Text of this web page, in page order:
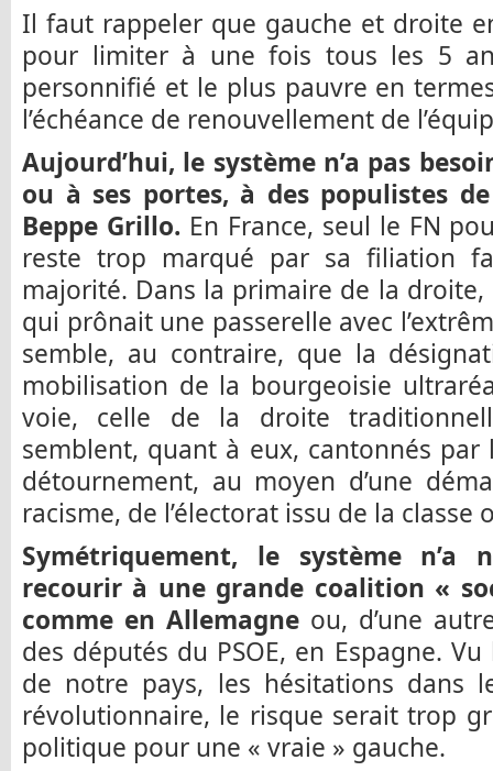
Il faut rappeler que gauche et droite
pour limiter à une fois tous les 5
personnifié et le plus pauvre en
l’échéance de renouvellement de
Aujourd’hui, le système n’a pas
ou à ses portes, à des populistes
Beppe Grillo. En France, seul le FN
reste trop marqué par sa filiation
majorité. Dans la primaire de la droite,
qui prônait une passerelle avec
semble, au contraire, que la
mobilisation de la bourgeoisie
voie, celle de la droite
semblent, quant à eux, cantonnés
détournement, au moyen d’une
racisme, de l’électorat issu de la classe
Symétriquement, le système
recourir à une grande coalition «
comme en Allemagne ou, d’une
des députés du PSOE, en Espagne.
de notre pays, les hésitations dans
révolutionnaire, le risque serait trop
politique pour une « vraie » gauche.